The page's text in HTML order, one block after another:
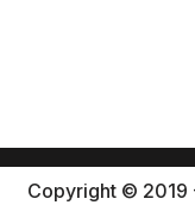
Copyright © 2019